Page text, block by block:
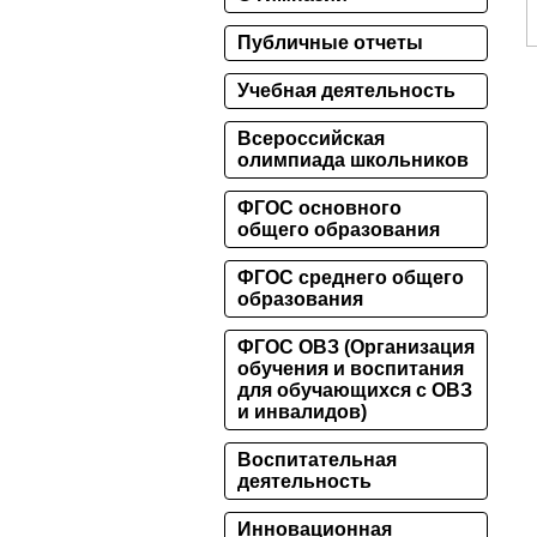
Публичные отчеты
Учебная деятельность
Всероссийская
олимпиада школьников
ФГОС основного
общего образования
ФГОС среднего общего
образования
ФГОС ОВЗ (Организация
обучения и воспитания
для обучающихся с ОВЗ
и инвалидов)
Воспитательная
деятельность
Инновационная